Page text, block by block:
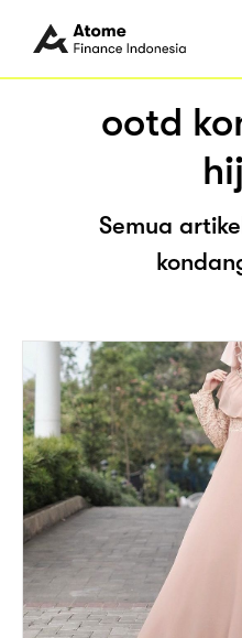
ootd
Semua